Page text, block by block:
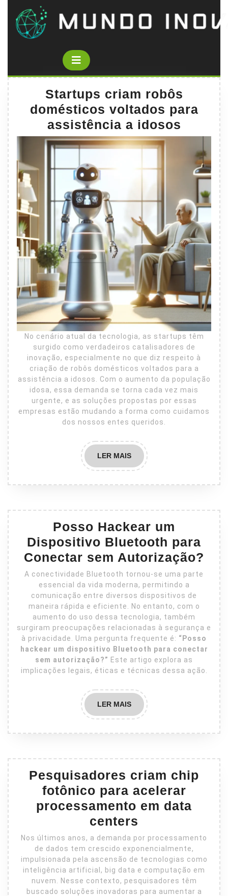
content
Open
Button
Startups criam robôs
domésticos voltados para
assistência a idosos
No cenário atual da tecnologia, as startups têm
surgido como verdadeiros catalisadores de
inovação, especialmente no que diz respeito à
criação de robôs domésticos voltados para a
assistência a idosos. Com o aumento da população
idosa, essa demanda se torna cada vez mais
urgente, e as soluções propostas por essas
empresas estão mudando a forma como cuidamos
dos nossos entes queridos.
LER MAISLER
MAIS
Posso Hackear um
Dispositivo Bluetooth para
Conectar sem Autorização?
A conectividade Bluetooth tornou-se uma parte
essencial da vida moderna, permitindo a
comunicação entre diversos dispositivos de
maneira rápida e eficiente. No entanto, com o
aumento do uso dessa tecnologia, também
surgiram preocupações relacionadas à segurança e
à privacidade. Uma pergunta frequente é: “Posso
hackear um dispositivo Bluetooth para conectar
sem autorização?” Este artigo explora as
implicações legais, éticas e técnicas dessa ação.
LER MAISLER
MAIS
Pesquisadores criam chip
fotônico para acelerar
processamento em data
centers
Nos últimos anos, a demanda por processamento
de dados tem crescido exponencialmente,
impulsionada pela ascensão de tecnologias como
inteligência artificial, big data e computação em
nuvem. Nesse contexto, pesquisadores têm
buscado soluções inovadoras para aumentar a